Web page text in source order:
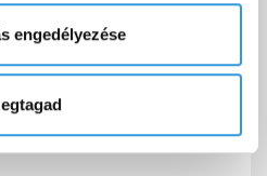
engedélyezése
000 Ft